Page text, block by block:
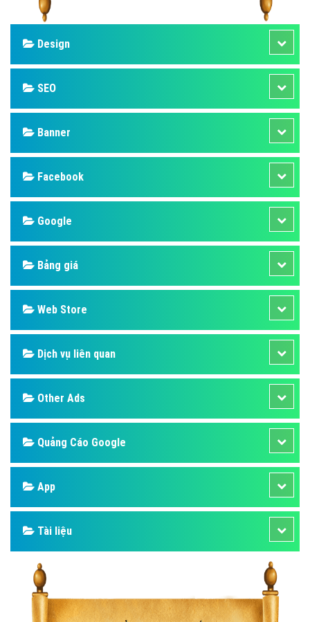
Design
SEO
Banner
Facebook
Google
Bảng giá
Web Store
Dịch vụ liên quan
Other Ads
Quảng Cáo Google
App
Tài liệu